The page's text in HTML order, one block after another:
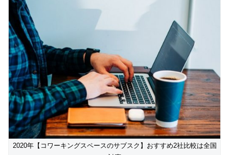
2020年【コワーキングスペースのサブスク】おすすめ2社比較は全国